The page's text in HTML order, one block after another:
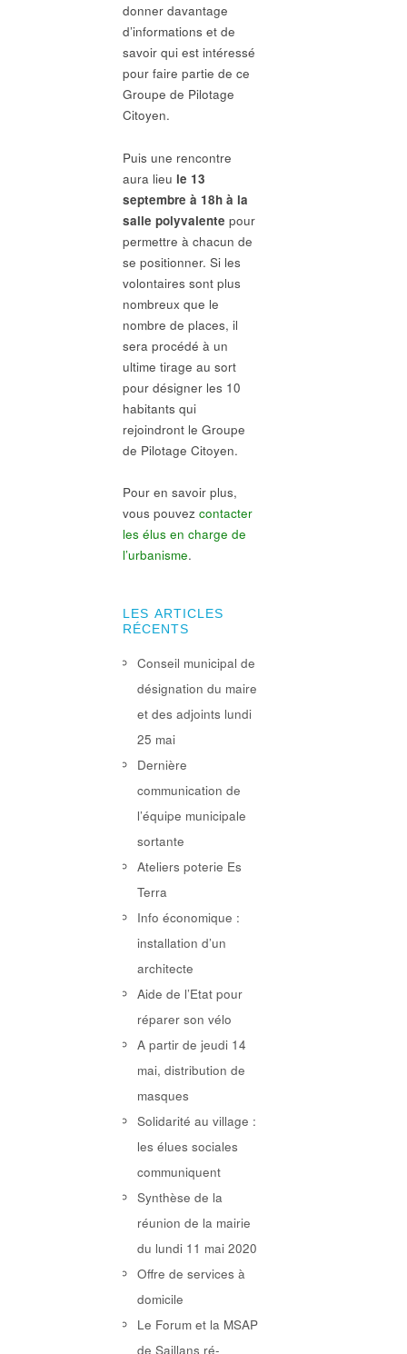
donner davantage
d’informations et de
savoir qui est intéressé
pour faire partie de ce
Groupe de Pilotage
Citoyen.
Puis une rencontre
aura lieu le 13
septembre à 18h à la
salle polyvalente pour
permettre à chacun de
se positionner. Si les
volontaires sont plus
nombreux que le
nombre de places, il
sera procédé à un
ultime tirage au sort
pour désigner les 10
habitants qui
rejoindront le Groupe
de Pilotage Citoyen.
Pour en savoir plus,
vous pouvez contacter
les élus en charge de
l’urbanisme.
LES ARTICLES
RÉCENTS
Conseil municipal de
désignation du maire
et des adjoints lundi
25 mai
Dernière
communication de
l’équipe municipale
sortante
Ateliers poterie Es
Terra
Info économique :
installation d’un
architecte
Aide de l’Etat pour
réparer son vélo
A partir de jeudi 14
mai, distribution de
masques
Solidarité au village :
les élues sociales
communiquent
Synthèse de la
réunion de la mairie
du lundi 11 mai 2020
Offre de services à
domicile
Le Forum et la MSAP
de Saillans ré-